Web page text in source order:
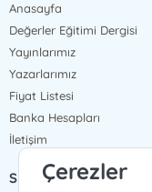
Anasayfa
Değerler Eğitimi Dergisi
Yayınlarımız
Yazarlarımız
Fiyat Listesi
Banka Hesapları
İletişim
SÖZLEŞMELER
Çerezler